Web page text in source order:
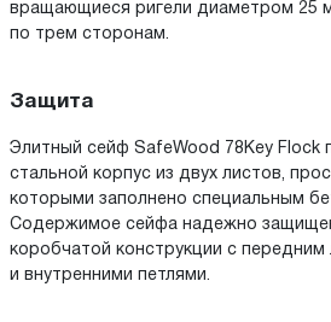
вращающиеся ригели диаметром 25
по трем сторонам.
Защита
Элитный сейф SafeWood 78Key Flock
стальной корпус из двух листов,
которыми заполнено специальным
Содержимое сейфа надежно
коробчатой конструкции с
и внутренними петлями.